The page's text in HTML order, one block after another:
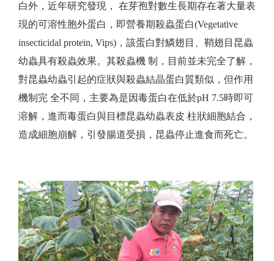
白外，近年研究發現， 在芽孢對數生長期存在著大量表
現的可溶性胞外蛋白，即營養期殺蟲蛋白(Vegetative
insecticidal protein, Vips)，該蛋白對鱗翅目、鞘翅目昆蟲
幼蟲具有殺蟲效果。其殺蟲機 制，目前並未完全了解，
對昆蟲幼蟲引起的症狀與殺蟲結晶蛋白質類似，但作用
機制完 全不同，主要為是因毒蛋白在低於pH 7.5時即可
溶解，進而毒蛋白與目標昆蟲幼蟲表皮 柱狀細胞結合，
造成細胞崩解，引發腸道受損，昆蟲停止進食而死亡。